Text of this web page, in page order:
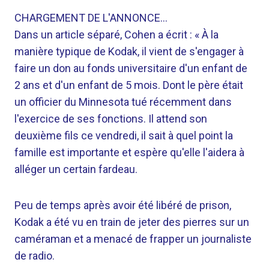
CHARGEMENT DE L'ANNONCE…
Dans un article séparé, Cohen a écrit : « À la
manière typique de Kodak, il vient de s'engager à
faire un don au fonds universitaire d'un enfant de
2 ans et d'un enfant de 5 mois. Dont le père était
un officier du Minnesota tué récemment dans
l'exercice de ses fonctions. Il attend son
deuxième fils ce vendredi, il sait à quel point la
famille est importante et espère qu'elle l'aidera à
alléger un certain fardeau.
Peu de temps après avoir été libéré de prison,
Kodak a été vu en train de jeter des pierres sur un
caméraman et a menacé de frapper un journaliste
de radio.